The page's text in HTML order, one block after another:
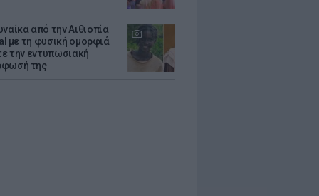
από την Αιθιοπία
με τη φυσική ομορφιά
την εντυπωσιακή
της